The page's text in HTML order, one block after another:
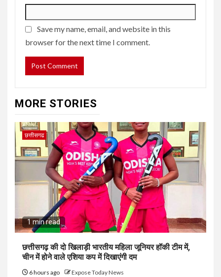
Save my name, email, and website in this
browser for the next time I comment.
MORE STORIES
छत्तीसगढ
1 min read
छत्तीसगढ़ की दो खिलाड़ी भारतीय महिला जूनियर हॉकी टीम में,
चीन में होने वाले एशिया कप में दिखाएंगी दम
6 hours ago Expose Today News